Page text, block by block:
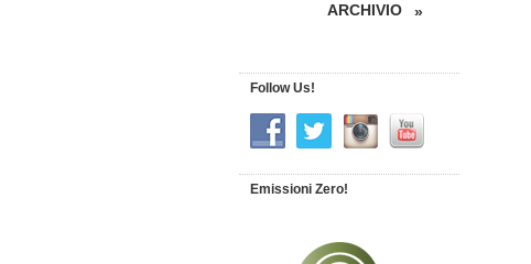
ARCHIVIO
»
Follow Us!
Emissioni Zero!